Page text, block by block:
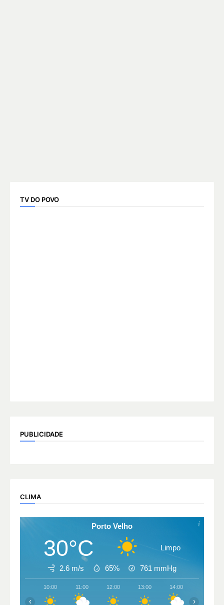
TV DO POVO
PUBLICIDADE
CLIMA
Porto Velho
30°C Limpo
2.6 m/s 65% 761 mmHg
10:00 11:00 12:00 13:00 14:00
‹ ›